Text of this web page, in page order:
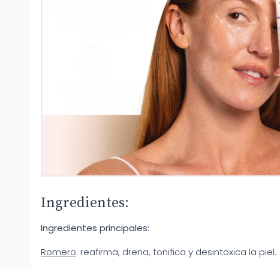
Ingredientes:
Ingredientes principales:
Romero: reafirma, drena, tonifica y desintoxica la piel.